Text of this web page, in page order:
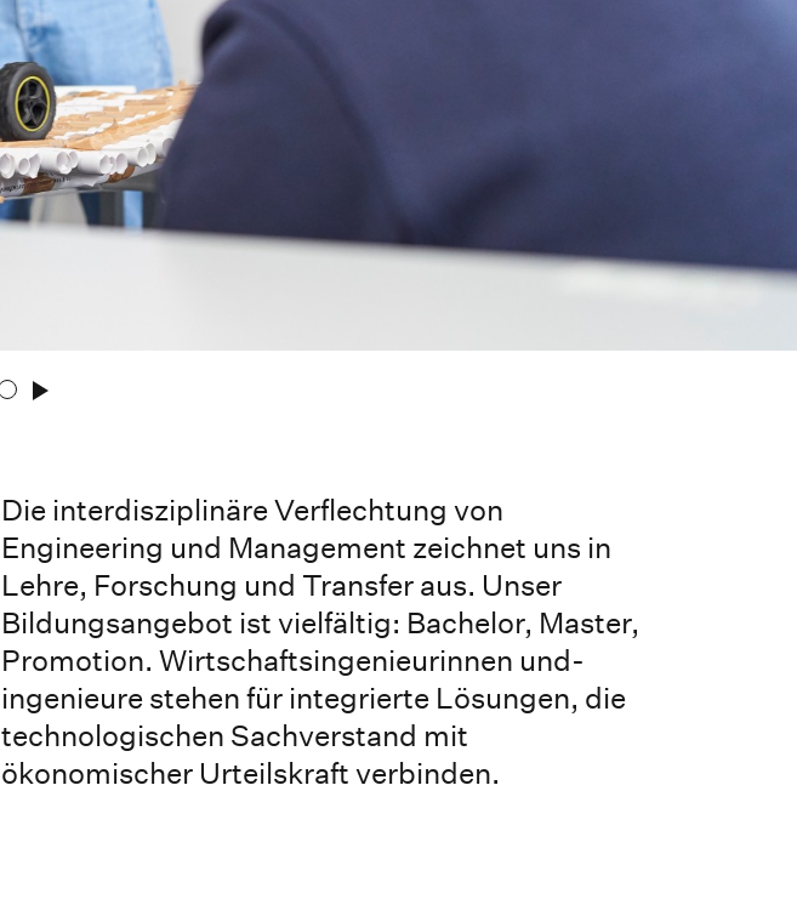
Die interdisziplinäre Verflechtung von
Engineering und Management zeichnet uns in
Lehre, Forschung und Transfer aus. Unser
Bildungsangebot ist vielfältig: Bachelor, Master,
Promotion. Wirtschaftsingenieurinnen und-
ingenieure stehen für integrierte Lösungen, die
technologischen Sachverstand mit
ökonomischer Urteilskraft verbinden.